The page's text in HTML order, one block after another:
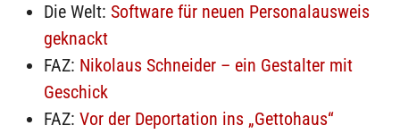
Die Welt: Software für neuen Personalausweis
geknackt
FAZ: Nikolaus Schneider – ein Gestalter mit
Geschick
FAZ: Vor der Deportation ins „Gettohaus“